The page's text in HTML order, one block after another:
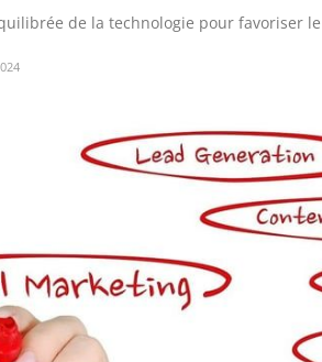
de la technologie pour favoriser